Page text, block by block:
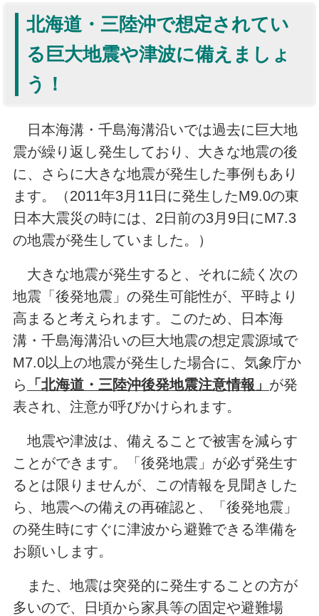
北海道・三陸沖で想定されてい
る巨大地震や津波に備えましょ
う！
日本海溝・千島海溝沿いでは過去に巨大地
震が繰り返し発生しており、大きな地震の後
に、さらに大きな地震が発生した事例もあり
ます。（2011年3月11日に発生したM9.0の東
日本大震災の時には、2日前の3月9日にM7.3
の地震が発生していました。）
大きな地震が発生すると、それに続く次の
地震「後発地震」の発生可能性が、平時より
高まると考えられます。このため、日本海
溝・千島海溝沿いの巨大地震の想定震源域で
M7.0以上の地震が発生した場合に、気象庁か
ら
「北海道・三陸沖後発地震注意情報」 が発
表され、注意が呼びかけられます。
地震や津波は、備えることで被害を減らす
ことができます。「後発地震」が必ず発生す
るとは限りませんが、この情報を見聞きした
ら、地震への備えの再確認と、「後発地震」
の発生時にすぐに津波から避難できる準備を
お願いします。
また、地震は突発的に発生することの方が
多いので、日頃から家具等の固定や避難場